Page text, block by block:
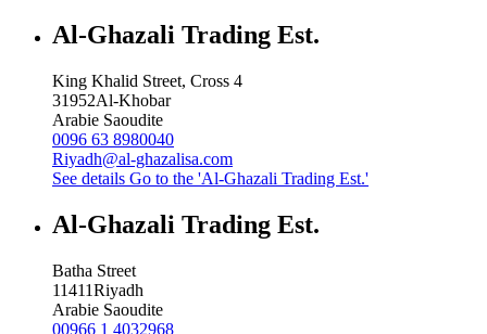
Al-Ghazali Trading Est.
King Khalid Street, Cross 4
31952Al-Khobar
Arabie Saoudite
0096 63 8980040
Riyadh@al-ghazalisa.com
See details Go to the 'Al-Ghazali Trading Est.'
Al-Ghazali Trading Est.
Batha Street
11411Riyadh
Arabie Saoudite
00966 1 4032968